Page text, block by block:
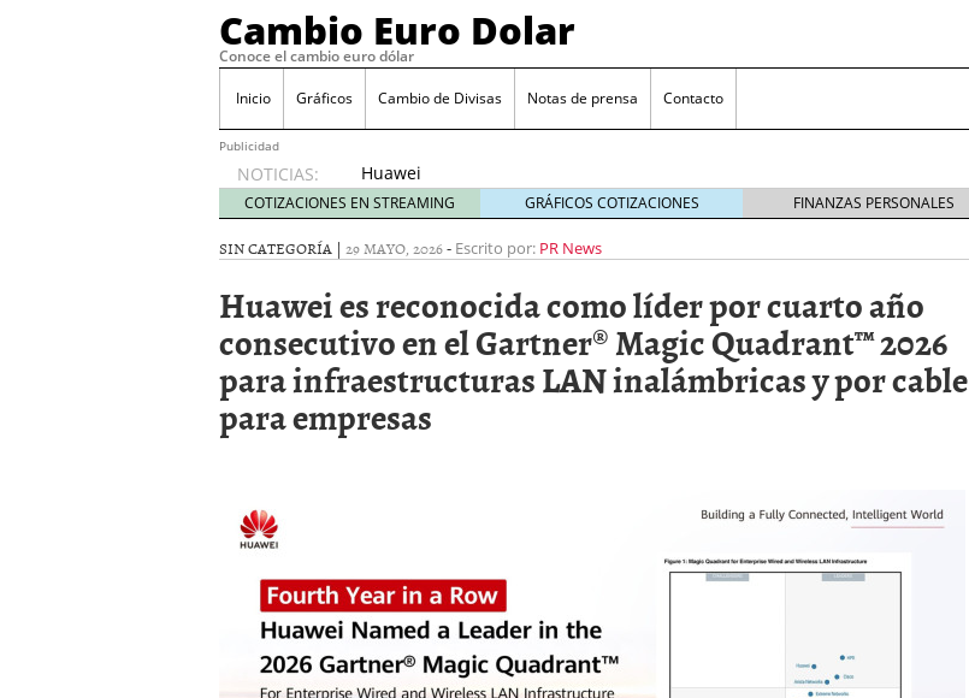
Cambio Euro Dolar
Conoce el cambio euro dólar
Inicio Gráficos Cambio de Divisas Notas de prensa Contacto
Publicidad
NOTICIAS:
Huawei
es
reconocida
como
año
consecutivo
Gartner®
Magic
Quadrant™
y por
cable
para
empresas
29/05/2026
COTIZACIONES EN STREAMING GRÁFICOS COTIZACIONES FINANZAS PERSONALES
SIN CATEGORÍA | 29 MAYO, 2026- Escrito por: PR News
Huawei es reconocida como líder por cuarto año
consecutivo en el Gartner® Magic Quadrant™ 2026
para infraestructuras LAN inalámbricas y por cable
para empresas